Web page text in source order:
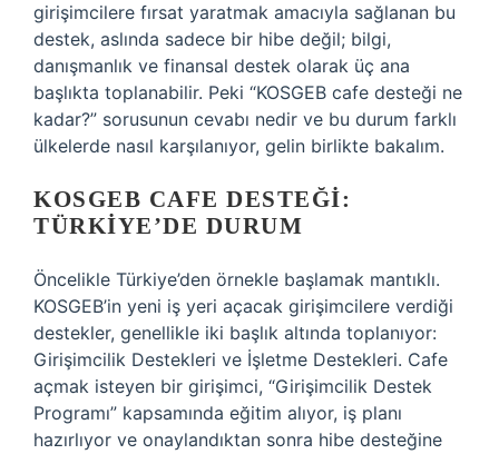
girişimcilere fırsat yaratmak amacıyla sağlanan bu
destek, aslında sadece bir hibe değil; bilgi,
danışmanlık ve finansal destek olarak üç ana
başlıkta toplanabilir. Peki “KOSGEB cafe desteği ne
kadar?” sorusunun cevabı nedir ve bu durum farklı
ülkelerde nasıl karşılanıyor, gelin birlikte bakalım.
KOSGEB CAFE DESTEĞI:
TÜRKIYE’DE DURUM
Öncelikle Türkiye’den örnekle başlamak mantıklı.
KOSGEB’in yeni iş yeri açacak girişimcilere verdiği
destekler, genellikle iki başlık altında toplanıyor:
Girişimcilik Destekleri ve İşletme Destekleri. Cafe
açmak isteyen bir girişimci, “Girişimcilik Destek
Programı” kapsamında eğitim alıyor, iş planı
hazırlıyor ve onaylandıktan sonra hibe desteğine